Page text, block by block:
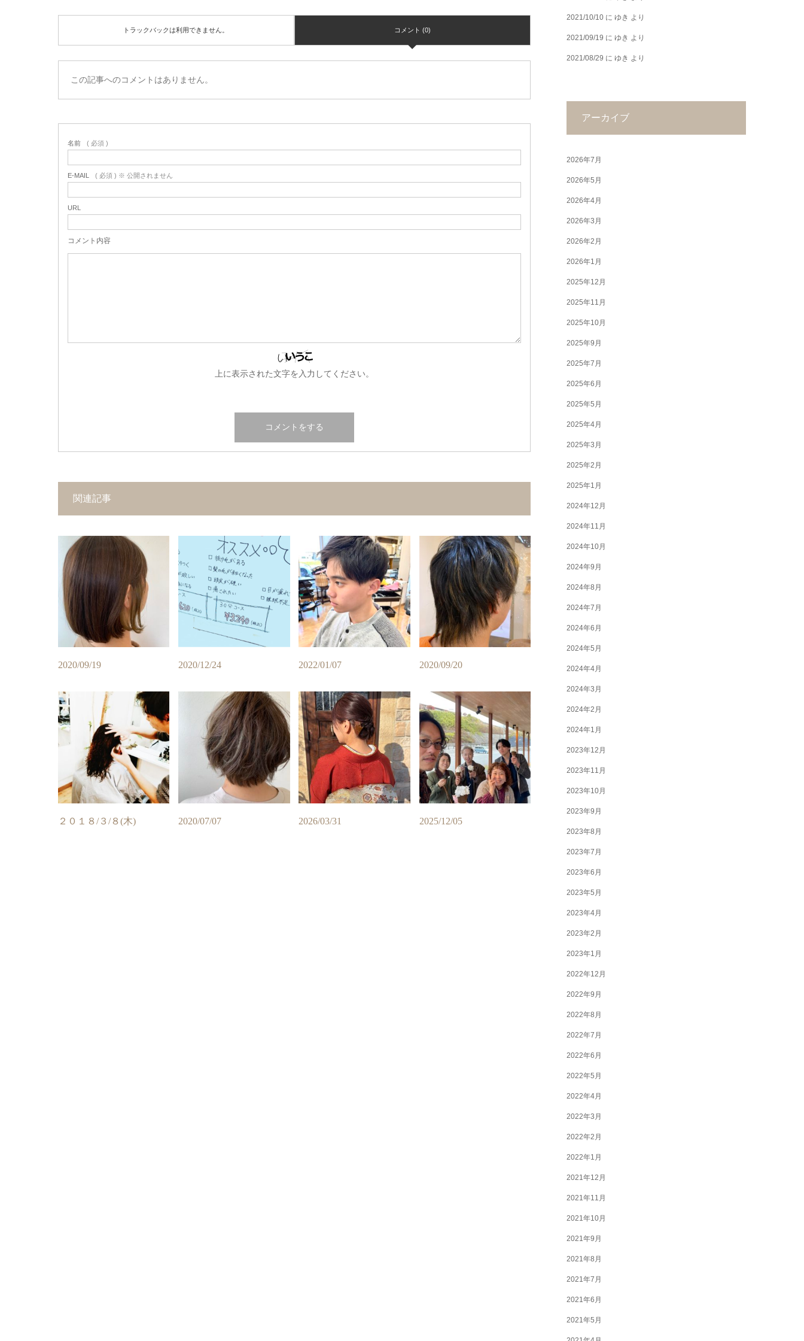
トラックバックは利用できません。 コメント (0)
この記事へのコメントはありません。
名前 ( 必須 )
E-MAIL ( 必須 ) ※ 公開されません
URL
コメント内容
上に表示された文字を入力してください。
関連記事
2020/09/19 2020/12/24 2022/01/07 2020/09/20
２０１８/３/８(木) 2020/07/07 2026/03/31 2025/12/05
2021/10/10 に ゆき より
2021/09/19 に ゆき より
2021/08/29 に ゆき より
アーカイブ
2026年7月
2026年5月
2026年4月
2026年3月
2026年2月
2026年1月
2025年12月
2025年11月
2025年10月
2025年9月
2025年7月
2025年6月
2025年5月
2025年4月
2025年3月
2025年2月
2025年1月
2024年12月
2024年11月
2024年10月
2024年9月
2024年8月
2024年7月
2024年6月
2024年5月
2024年4月
2024年3月
2024年2月
2024年1月
2023年12月
2023年11月
2023年10月
2023年9月
2023年8月
2023年7月
2023年6月
2023年5月
2023年4月
2023年2月
2023年1月
2022年12月
2022年9月
2022年8月
2022年7月
2022年6月
2022年5月
2022年4月
2022年3月
2022年2月
2022年1月
2021年12月
2021年11月
2021年10月
2021年9月
2021年8月
2021年7月
2021年6月
2021年5月